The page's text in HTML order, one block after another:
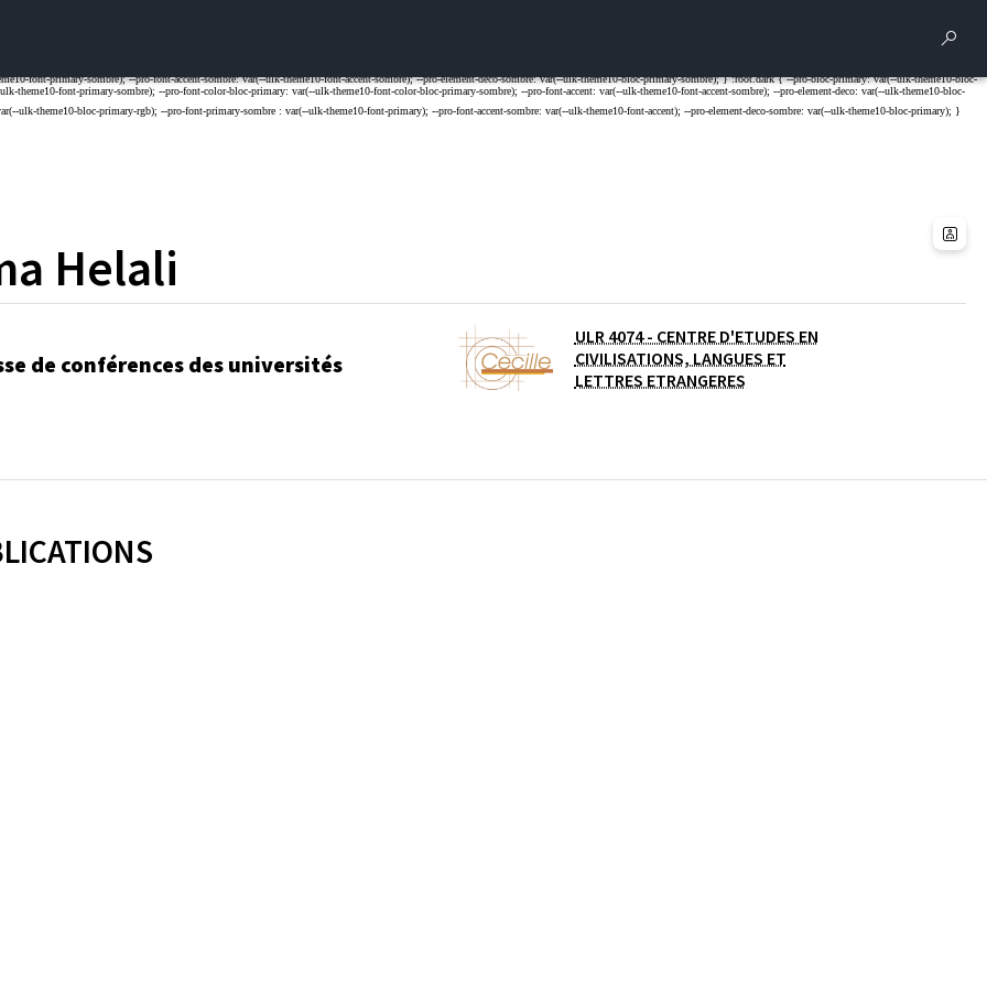
Helali
de conférences des universités
ULR 4074 - CENTRE D'ETUDES EN
CIVILISATIONS, LANGUES ET
LETTRES ETRANGERES